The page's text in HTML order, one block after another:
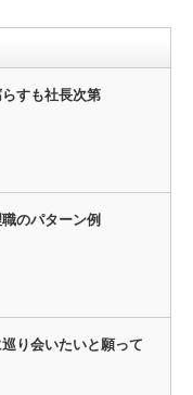
すも社長次第
のパターン例
り会いたいと願って